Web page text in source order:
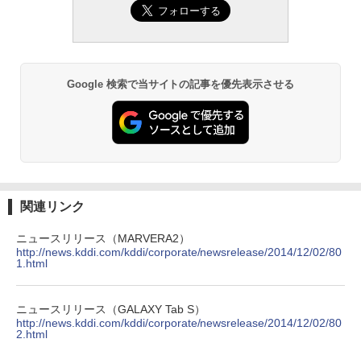
Google 検索で当サイトの記事を優先表示させる
関連リンク
ニュースリリース（MARVERA2）
http://news.kddi.com/kddi/corporate/newsrelease/2014/12/02/80
1.html
ニュースリリース（GALAXY Tab S）
http://news.kddi.com/kddi/corporate/newsrelease/2014/12/02/80
2.html